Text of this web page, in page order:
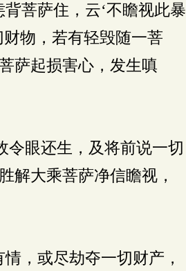
菩萨住，云‘不瞻视此暴
物，若有轻毁随一菩
萨起损害心，发生嗔
令眼还生，及将前说一切
解大乘菩萨净信瞻视，
，或尽劫夺一切财产，